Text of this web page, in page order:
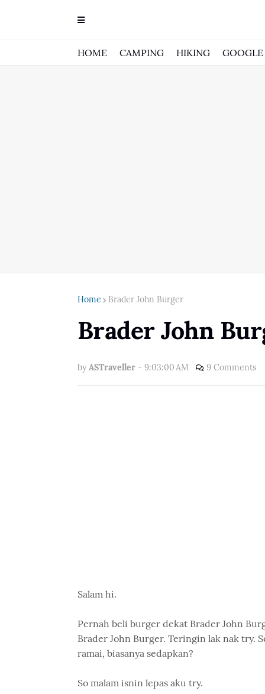
HOME CAMPING HIKING GOOGLE
Home Brader John Burger
Brader John
by ASTraveller - 9:03:00 AM 9 Comments
Salam hi.
Pernah beli burger dekat Brader John
Brader John Burger. Teringin lak nak try.
ramai, biasanya sedapkan?
So malam isnin lepas aku try.